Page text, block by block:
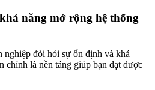
năng mở rộng hệ thống
nghiệp đòi hỏi sự ổn định và khả
chính là nền tảng giúp bạn đạt được